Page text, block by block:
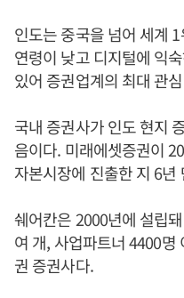
인도는 중국을 넘어 세계
연령이 낮고 디지털에 익
있어 증권업계의 최대 관
국내 증권사가 인도 현지
음이다. 미래에셋증권이
자본시장에 진출한 지 6년
쉐어칸은 2000년에 설립
여 개, 사업파트너 4400명
권 증권사다.